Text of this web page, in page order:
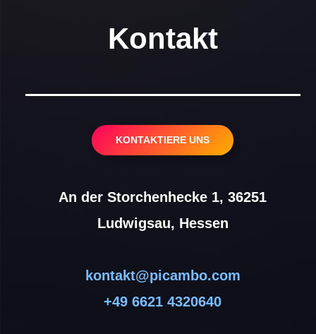
Kontakt
KONTAKTIERE UNS
An der Storchenhecke 1, 36251
Ludwigsau, Hessen
kontakt@picambo.com
+49 6621 4320640